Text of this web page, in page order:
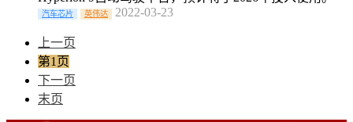
汽车芯片 英伟达 2022-03-23
上一页
第1页
下一页
末页